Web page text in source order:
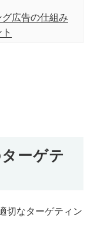
グ広告の仕組み
ーゲテ
切なターゲティン